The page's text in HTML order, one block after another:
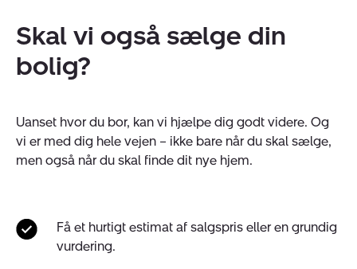
Skal vi også sælge din
bolig?
Uanset hvor du bor, kan vi hjælpe dig godt videre. Og
vi er med dig hele vejen – ikke bare når du skal sælge,
men også når du skal finde dit nye hjem.
Få et hurtigt estimat af salgspris eller en grundig
vurdering.